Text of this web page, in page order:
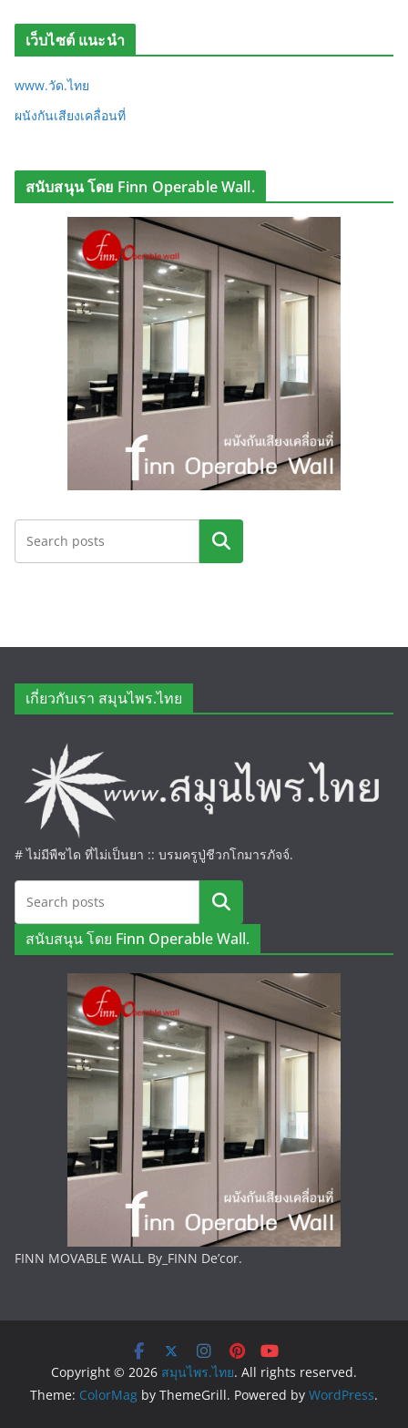
เว็บไซต์ แนะนำ
www.วัด.ไทย
ผนังกันเสียงเคลื่อนที่
สนับสนุน โดย Finn Operable Wall.
ค้นหา
เกี่ยวกับเรา สมุนไพร.ไทย
# ไม่มีพืชได ที่ไม่เป็นยา :: บรมครูปู่ชีวกโกมารภัจจ์.
ค้นหา
สนับสนุน โดย Finn Operable Wall.
FINN MOVABLE WALL By_FINN De’cor.
Copyright © 2026 สมุนไพร.ไทย. All rights reserved.
Theme: ColorMag by ThemeGrill. Powered by WordPress.